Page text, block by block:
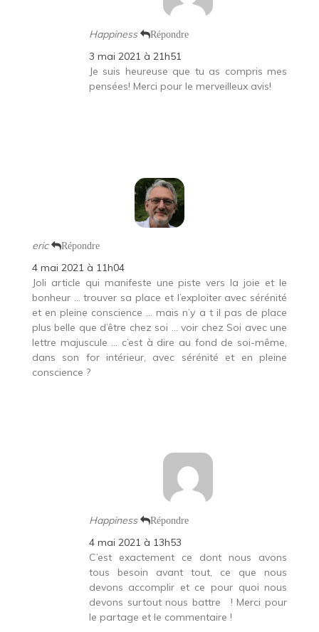
Happiness Répondre
3 mai 2021 à 21h51
Je suis heureuse que tu as compris mes
pensées! Merci pour le merveilleux avis!
eric Répondre
4 mai 2021 à 11h04
Joli article qui manifeste une piste vers la joie et le
bonheur … trouver sa place et l’exploiter avec sérénité
et en pleine conscience … mais n’y a t il pas de place
plus belle que d’être chez soi … voir chez Soi avec une
lettre majuscule … c’est à dire au fond de soi-même,
dans son for intérieur, avec sérénité et en pleine
conscience ?
Happiness Répondre
4 mai 2021 à 13h53
C’est exactement ce dont nous avons
tous besoin avant tout, ce que nous
devons accomplir et ce pour quoi nous
devons surtout nous battre
! Merci pour
le partage et le commentaire !